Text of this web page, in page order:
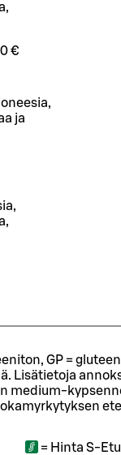
€
ja
GP =
Lisätietoja
medium-
= Hinta S-